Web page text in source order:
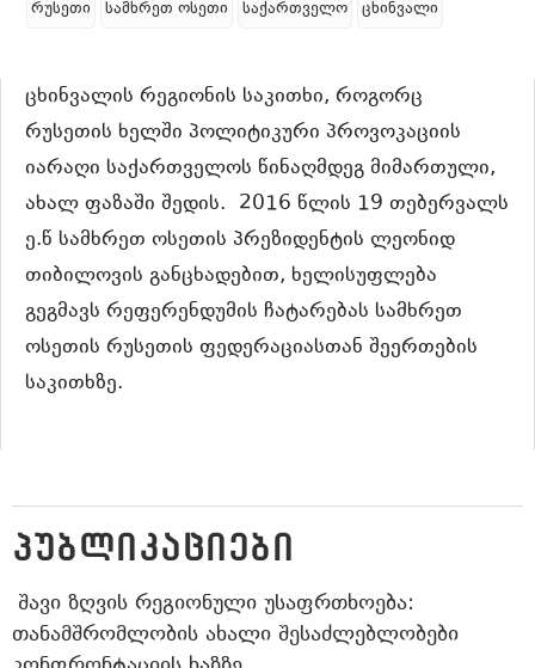
რუსეთი
სამხრეთ ოსეთი საქართველო ცხინვალი
ცხინვალის რეგიონის საკითხი, როგორც
რუსეთის ხელში პოლიტიკური პროვოკაციის
იარაღი საქართველოს წინაღმდეგ მიმართული,
ახალ ფაზაში შედის. 2016 წლის 19 თებერვალს
ე.წ სამხრეთ ოსეთის პრეზიდენტის ლეონიდ
თიბილოვის განცხადებით, ხელისუფლება
გეგმავს რეფერენდუმის ჩატარებას სამხრეთ
ოსეთის რუსეთის ფედერაციასთან შეერთების
საკითხზე.
ᲞᲣᲑᲚᲘᲙᲐᲪᲘᲔᲑᲘ
ᲨᲐᲕᲘ ᲖᲦᲕᲘᲡ ᲠᲔᲒᲘᲝᲜᲣᲚᲘ ᲣᲡᲐᲤᲠᲗᲮᲝᲔᲑᲐ:
ᲗᲐᲜᲐᲛᲨᲠᲝᲛᲚᲝᲑᲘᲡ ᲐᲮᲐᲚᲘ ᲨᲔᲡᲐᲫᲚᲔᲑᲚᲝᲑᲔᲑᲘ